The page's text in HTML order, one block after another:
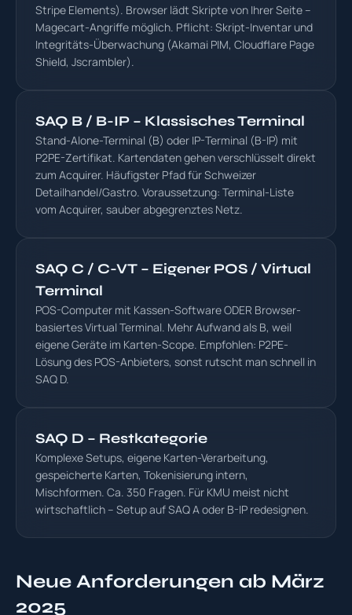
Stripe Elements). Browser lädt Skripte von Ihrer Seite –
Magecart-Angriffe möglich. Pflicht: Skript-Inventar und
Integritäts-Überwachung (Akamai PIM, Cloudflare Page
Shield, Jscrambler).
SAQ B / B-IP – Klassisches Terminal
Stand-Alone-Terminal (B) oder IP-Terminal (B-IP) mit
P2PE-Zertifikat. Kartendaten gehen verschlüsselt direkt
zum Acquirer. Häufigster Pfad für Schweizer
Detailhandel/Gastro. Voraussetzung: Terminal-Liste
vom Acquirer, sauber abgegrenztes Netz.
SAQ C / C-VT – Eigener POS / Virtual
Terminal
POS-Computer mit Kassen-Software ODER Browser-
basiertes Virtual Terminal. Mehr Aufwand als B, weil
eigene Geräte im Karten-Scope. Empfohlen: P2PE-
Lösung des POS-Anbieters, sonst rutscht man schnell in
SAQ D.
SAQ D – Restkategorie
Komplexe Setups, eigene Karten-Verarbeitung,
gespeicherte Karten, Tokenisierung intern,
Mischformen. Ca. 350 Fragen. Für KMU meist nicht
wirtschaftlich – Setup auf SAQ A oder B-IP redesignen.
Neue Anforderungen ab März
2025